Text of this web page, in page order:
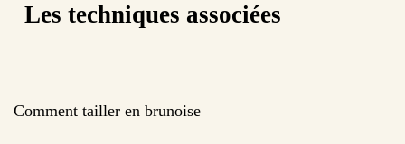
Les techniques associées
Comment tailler en brunoise